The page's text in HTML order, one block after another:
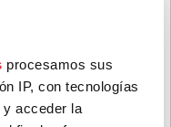
procesamos sus
IP, con tecnologías
acceder la